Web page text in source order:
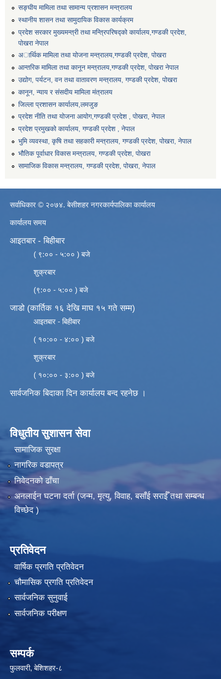
सङ्घीय मामिला तथा सामान्य प्रशासन मन्त्रालय
स्थानीय शासन तथा सामुदायिक विकास कार्यक्रम
प्रदेश सरकार मुख्यमन्त्री तथा मन्त्रिपरिषद्को कार्यालय,गण्डकी प्रदेश,
पाेखरा नेपाल
अार्थिक मामिला तथा योजना मन्त्रालय,गण्डकी प्रदेश, पोखरा
आन्तरिक मामिला तथा कानून मन्त्रालय,गण्डकी प्रदेश, पाेखरा नेपाल
उद्योग, पर्यटन, वन तथा वातावरण मन्त्रालय, गण्डकी प्रदेश, पोखरा
कानून, न्याय र संसदीय मामिला मंत्रालय
जिल्ला प्रशासन कार्यालय,लमजुङ
प्रदेश नीति तथा योजना आयोग,गण्डकी प्रदेश , पोखरा, नेपाल
प्रदेश प्रमुखको कार्यालय, गण्डकी प्रदेश , नेपाल
भुमि व्यवस्था, कृषि तथा सहकारी मन्त्रालय, गण्डकी प्रदेश, पोखरा, नेपाल
भौतिक पूर्वाधार विकास मन्त्रालय, गण्डकी प्रदेश, पाेखरा
सामाजिक विकास मन्त्रालय, गण्डकी प्रदेश, पोखरा, नेपाल
सर्वाधिकार © २०७४. बेसीशहर नगरकार्यपालिका कार्यालय
कार्यालय समय
आइतबार - बिहीबार
( ९:०० - ५:०० ) बजे
शुक्रबार
(९:०० - ५:०० ) बजे
जाडो (कार्तिक १६ देखि माघ १५ गते सम्म)
आइतबार - बिहीबार
( १०:०० - ४:०० ) बजे
शुक्रबार
( १०:०० - ३:०० ) बजे
सार्वजनिक बिदाका दिन कार्यालय बन्द रहनेछ ।
विधुतीय सुशासन सेवा
सामाजिक सुरक्षा
नागरिक वडापत्र
निवेदनको ढाँचा
अनलाईन घटना दर्ता (जन्म, मृत्यु, विवाह, बसाँई सराईँ तथा सम्बन्ध
विच्छेद )
प्रतिवेदन
वार्षिक प्रगति प्रतिवेदन
चौमासिक प्रगति प्रतिवेदन
सार्वजनिक सुनुवाई
सार्वजनिक परीक्षण
सम्पर्क
फुलवारी, बेशिशहर-८